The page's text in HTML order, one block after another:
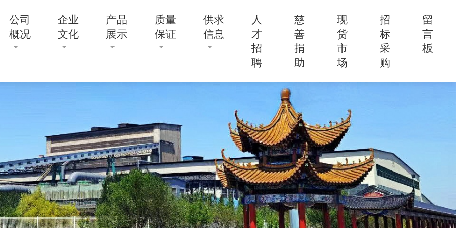
公司
概况
企业
文化
产品
展示
质量
保证
供求
信息
人
才
招
聘
慈
善
捐
助
现
货
市
场
招
标
采
购
留
言
板